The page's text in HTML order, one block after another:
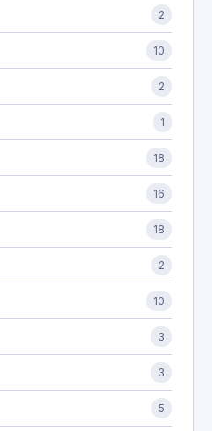
2
10
2
1
18
16
18
2
10
3
3
5